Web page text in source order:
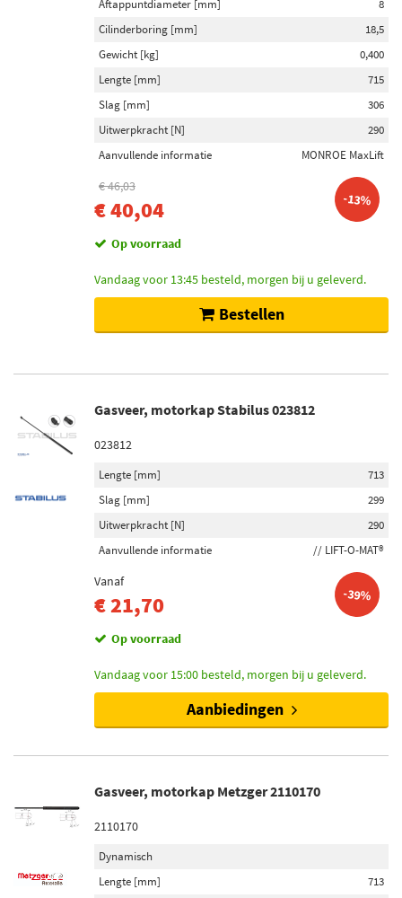
Aftappuntdiameter [mm]
8
Cilinderboring [mm]
18,5
Gewicht [kg]
0,400
Lengte [mm]
715
Slag [mm]
306
Uitwerpkracht [N]
290
Aanvullende informatie
MONROE MaxLift
€ 46,03
€ 40,04 -13%
Op voorraad
Vandaag voor 13:45 besteld, morgen bij u geleverd.
Bestellen
Gasveer, motorkap Stabilus 023812
023812
Lengte [mm]
713
Slag [mm]
299
Uitwerpkracht [N]
290
Aanvullende informatie
// LIFT-O-MAT®
Vanaf
€ 21,70 -39%
Op voorraad
Vandaag voor 15:00 besteld, morgen bij u geleverd.
Aanbiedingen
Gasveer, motorkap Metzger 2110170
2110170
Dynamisch
Lengte [mm]
713